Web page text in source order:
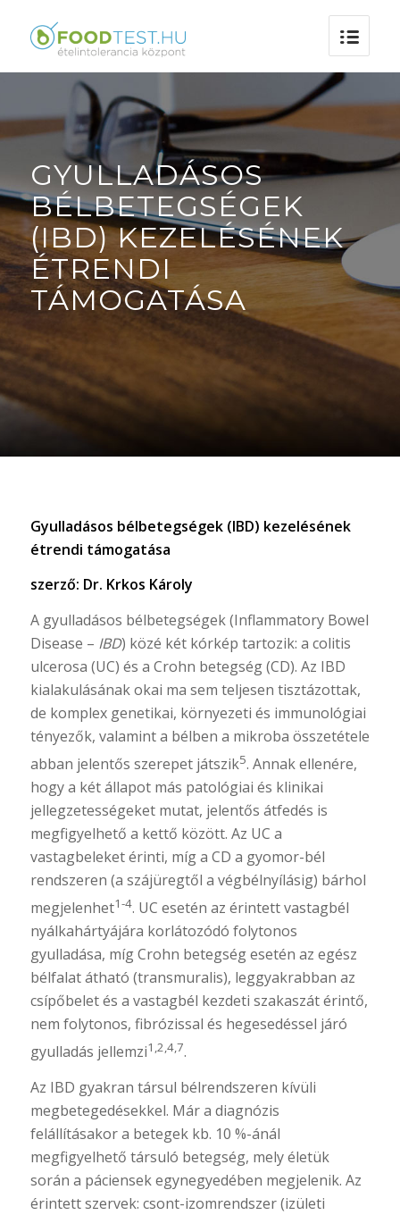
GYULLADÁSOS
BÉLBETEGSÉGEK
(IBD) KEZELÉSÉNEK
ÉTRENDI
TÁMOGATÁSA
Gyulladásos bélbetegségek (IBD) kezelésének
étrendi támogatása
szerző: Dr. Krkos Károly
A gyulladásos bélbetegségek (Inflammatory Bowel
Disease – IBD) közé két kórkép tartozik: a colitis
ulcerosa (UC) és a Crohn betegség (CD). Az IBD
kialakulásának okai ma sem teljesen tisztázottak,
de komplex genetikai, környezeti és immunológiai
tényezők, valamint a bélben a mikroba összetétele
abban jelentős szerepet játszik5. Annak ellenére,
hogy a két állapot más patológiai és klinikai
jellegzetességeket mutat, jelentős átfedés is
megfigyelhető a kettő között. Az UC a
vastagbeleket érinti, míg a CD a gyomor-bél
rendszeren (a szájüregtől a végbélnyílásig) bárhol
megjelenhet1-4. UC esetén az érintett vastagbél
nyálkahártyájára korlátozódó folytonos
gyulladása, míg Crohn betegség esetén az egész
bélfalat átható (transmuralis), leggyakrabban az
csípőbelet és a vastagbél kezdeti szakaszát érintő,
nem folytonos, fibrózissal és hegesedéssel járó
gyulladás jellemzi1,2,4,7.
Az IBD gyakran társul bélrendszeren kívüli
megbetegedésekkel. Már a diagnózis
felállításakor a betegek kb. 10 %-ánál
megfigyelhető társuló betegség, mely életük
során a páciensek egynegyedében megjelenik. Az
érintett szervek: csont-izomrendszer (izületi